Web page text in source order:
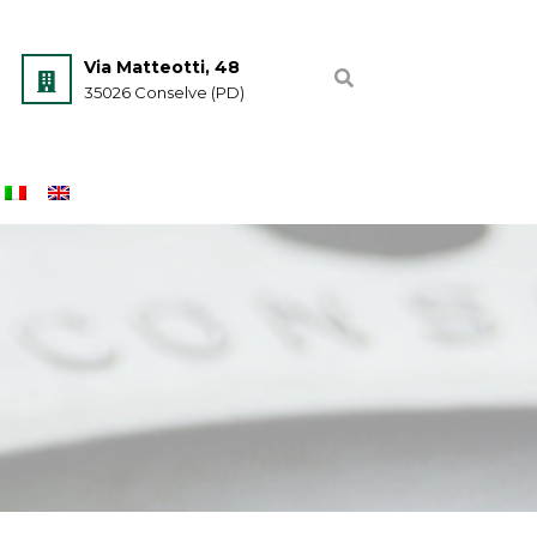
Via Matteotti, 48
35026 Conselve (PD)